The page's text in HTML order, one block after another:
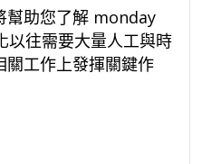
幫助您了解 monday
以往需要大量人工與時
關工作上發揮關鍵作